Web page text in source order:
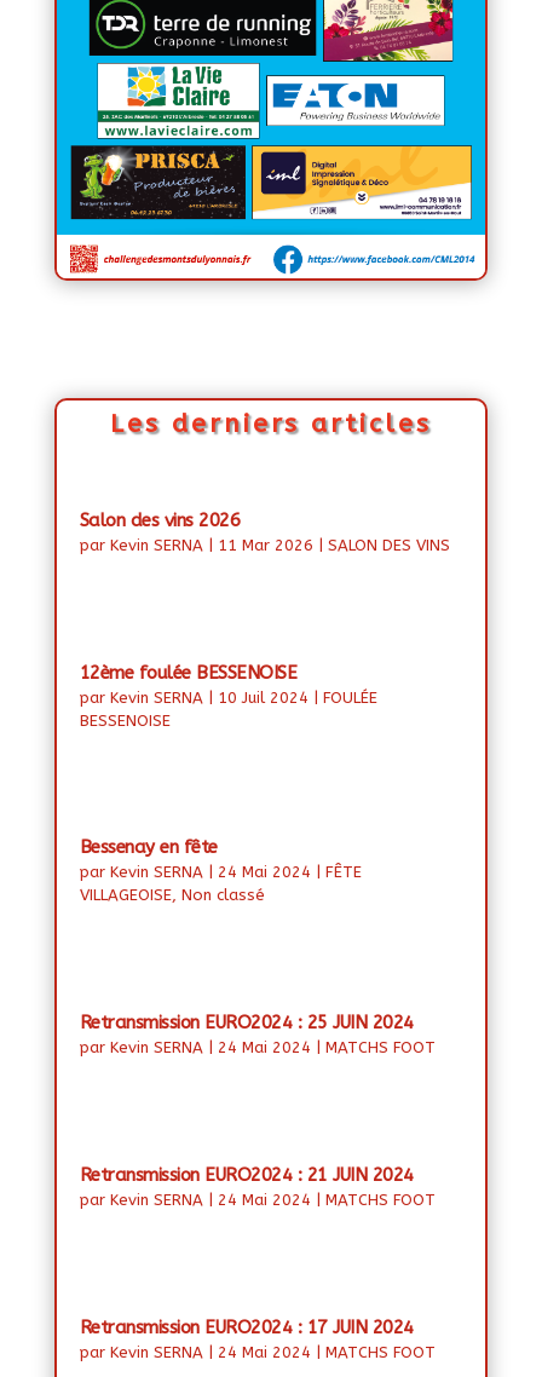
Les derniers articles
Salon des vins 2026
par Kevin SERNA 11 Mar 2026 SALON DES VINS
12ème foulée BESSENOISE
par Kevin SERNA | 10 Juil 2024 | FOULÉE
BESSENOISE
Bessenay en fête
par Kevin SERNA| 24 Mai 2024
FÊTE
VILLAGEOISE, Non classé
Retransmission EURO2024 : 25 JUIN 2024
par Kevin SERNA| 24 Mai 2024 MATCHS FOOT
Retransmission EURO2024 : 21 JUIN 2024
par Kevin SERNA 24 Mai 2024 MATCHS FOOT
Retransmission EURO2024 : 17 JUIN 2024
par Kevin SERNA | 24 Mai 2024 | MATCHS FOOT